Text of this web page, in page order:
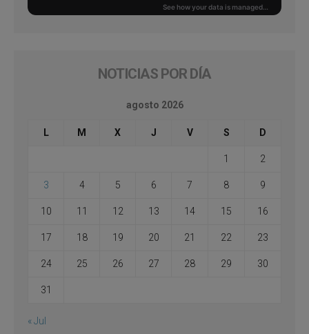
NOTICIAS POR DÍA
agosto 2026
L M X J V S D
1 2
3 4 5 6 7 8 9
10 11 12 13 14 15 16
17 18 19 20 21 22 23
24 25 26 27 28 29 30
31
« Jul